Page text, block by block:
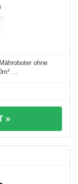
ohne
...
»